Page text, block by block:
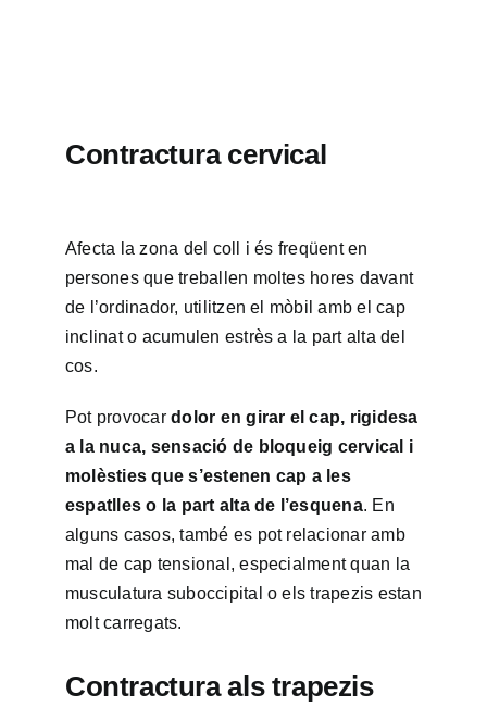
Contractura cervical
Afecta la zona del coll i és freqüent en
persones que treballen moltes hores davant
de l’ordinador, utilitzen el mòbil amb el cap
inclinat o acumulen estrès a la part alta del
cos.
Pot provocardolor en girar el cap, rigidesa
a la nuca, sensació de bloqueig cervical i
molèsties que s’estenen cap a les
espatlles o la part alta de l’esquena. En
alguns casos, també es pot relacionar amb
mal de cap tensional, especialment quan la
musculatura suboccipital o els trapezis estan
molt carregats.
Contractura als trapezis